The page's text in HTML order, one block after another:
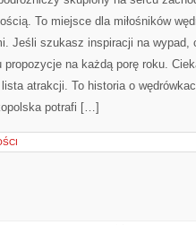
To miejsce dla miłośników
Jeśli szukasz inspiracji na wypad,
na każdą porę roku.
atrakcji. To historia o
potrafi […]